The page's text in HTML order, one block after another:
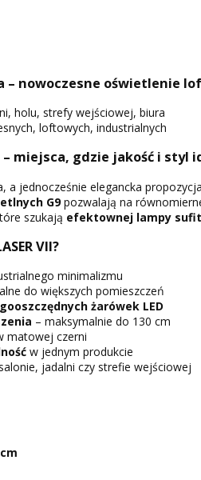
– nowoczesne oświetlenie
holu, strefy wejściowej, biura
loftowych, industrialnych
miejsca, gdzie jakość i styl
a jednocześnie elegancka
G9pozwalają na
szukają efektownej lampy
VII?
minimalizmu
do większych pomieszczeń
żarówek LED
– maksymalnie do 130 cm
matowej czerni
w jednym produkcie
jadalni czy strefie wejściowej